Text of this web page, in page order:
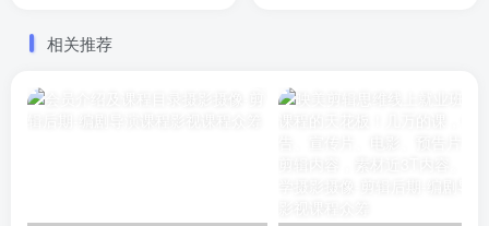
相关推荐